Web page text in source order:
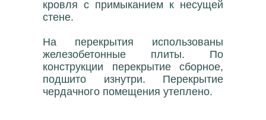
кровля с примыканием к несущей
стене.
На перекрытия использованы
железобетонные плиты. По
конструкции перекрытие сборное,
подшито изнутри. Перекрытие
чердачного помещения утеплено.